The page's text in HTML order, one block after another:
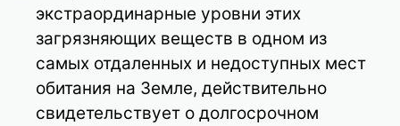
экстраординарные уровни этих
загрязняющих веществ в одном из
самых отдаленных и недоступных мест
обитания на Земле, действительно
свидетельствует о долгосрочном